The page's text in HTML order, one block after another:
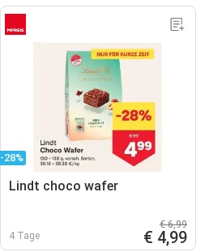
-28%
Lindt choco wafer
4 Tage
€ 6,99
€ 4,99